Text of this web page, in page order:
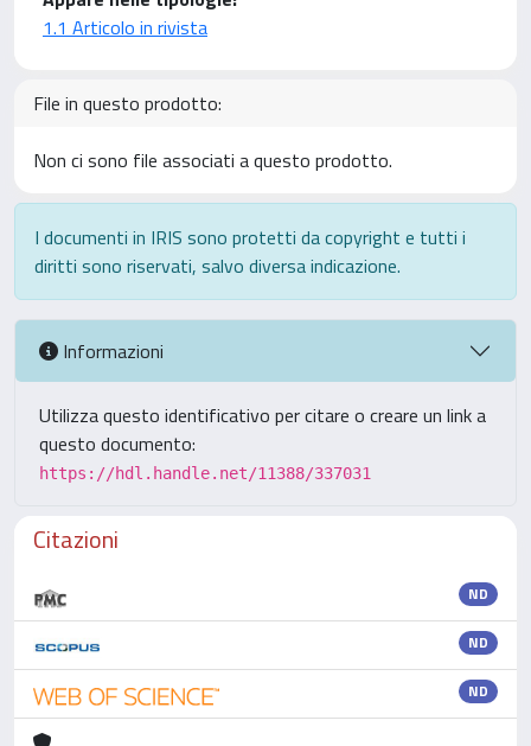
1.1 Articolo in rivista
File in questo prodotto:
Non ci sono file associati a questo prodotto.
I documenti in IRIS sono protetti da copyright e tutti i
diritti sono riservati, salvo diversa indicazione.
Informazioni
Utilizza questo identificativo per citare o creare un link a
questo documento:
https://hdl.handle.net/11388/337031
Citazioni
ND
ND
ND